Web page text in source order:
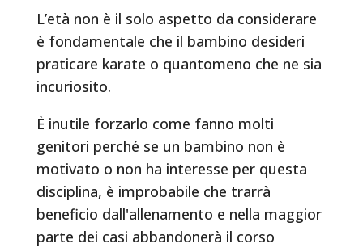
L’età non è il solo aspetto da considerare
è fondamentale che il bambino desideri
praticare karate o quantomeno che ne sia
incuriosito.
È inutile forzarlo come fanno molti
genitori perché se un bambino non è
motivato o non ha interesse per questa
disciplina, è improbabile che trarrà
beneficio dall'allenamento e nella maggior
parte dei casi abbandonerà il corso